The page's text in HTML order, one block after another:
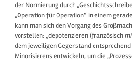
der Normierung durch
„Operation für Operation“ in einem
kann man sich den Vorgang des
vorstellen: „depotenzieren (französisch
dem jeweiligen Gegenstand
Minorisierens entwickeln, um die